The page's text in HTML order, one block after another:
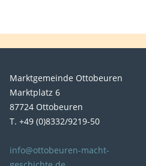
Marktgemeinde Ottobeuren
Marktplatz 6
87724 Ottobeuren
T. +49 (0)8332/9219-50
info@ottobeuren-macht-